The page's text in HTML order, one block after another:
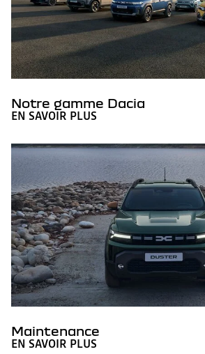
Notre gamme Dacia
EN SAVOIR PLUS
Maintenance
EN SAVOIR PLUS